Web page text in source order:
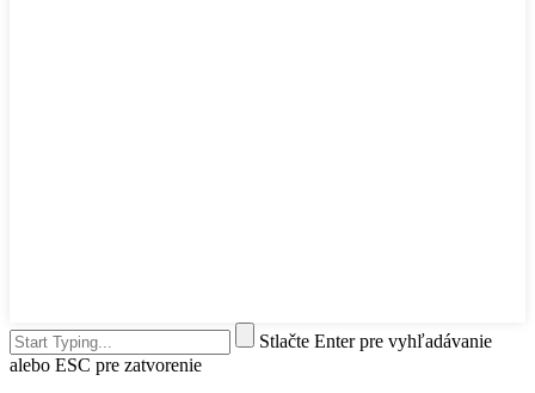
Stlačte Enter pre vyhľadávanie
alebo ESC pre zatvorenie